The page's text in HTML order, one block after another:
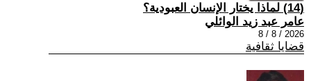
(14) لماذا يختار الإنسان العبودية؟
عامر عبد زيد الوائلي
2026 / 8 / 8
قضايا ثقافية